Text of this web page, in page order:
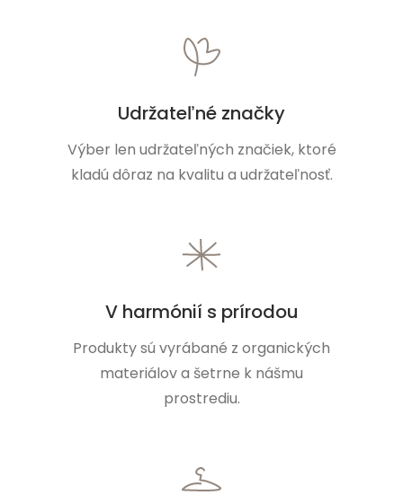
Udržateľné značky
Výber len udržateľných značiek, ktoré
kladú dôraz na kvalitu a udržateľnosť.
V harmónií s prírodou
Produkty sú vyrábané z organických
materiálov a šetrne k nášmu
prostrediu.